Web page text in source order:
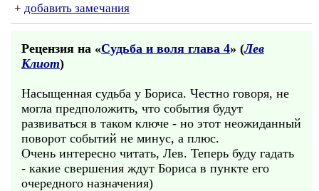
+ добавить замечания
Рецензия на «Судьба и воля глава 4» (Лев
Клиот)
Насыщенная судьба у Бориса. Честно говоря, не
могла предположить, что события будут
развиваться в таком ключе - но этот неожиданный
поворот событий не минус, а плюс.
Очень интересно читать, Лев. Теперь буду гадать
- какие свершения ждут Бориса в пункте его
очередного назначения)